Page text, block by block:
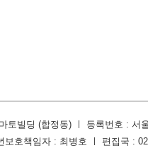
토빌딩 (합정동) ㅣ 등록번호 : 서
호책임자 : 최병호 ㅣ 편집국 :